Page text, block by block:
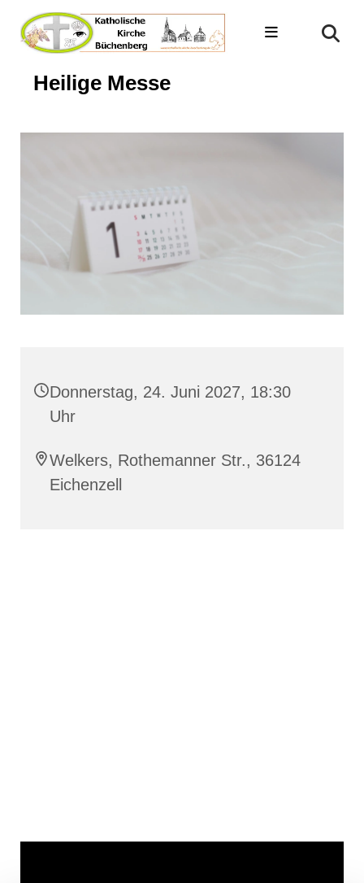
Heilige Messe
Donnerstag, 24. Juni 2027, 18:30
Uhr
Welkers, Rothemanner Str., 36124
Eichenzell